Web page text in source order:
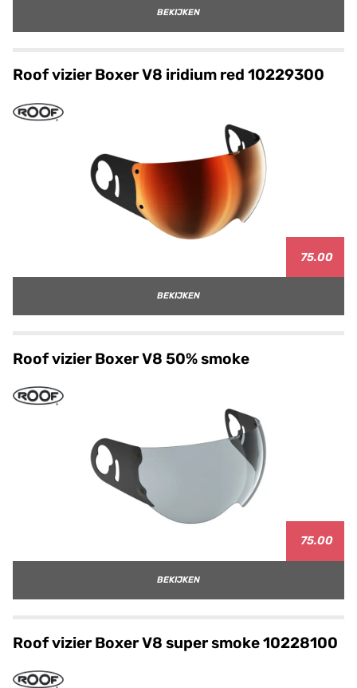
BEKIJKEN
Roof vizier Boxer V8 iridium red 10229300
75.00
BEKIJKEN
Roof vizier Boxer V8 50% smoke
75.00
BEKIJKEN
Roof vizier Boxer V8 super smoke 10228100